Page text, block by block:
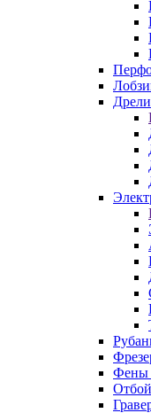
Дрели
Фены